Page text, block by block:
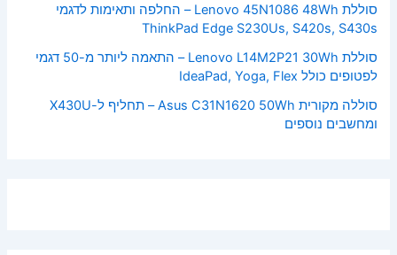
סוללת Lenovo 45N1086 48Wh – החלפה ותאימות לדגמי
ThinkPad Edge S230Us, S420s, S430s
סוללת Lenovo L14M2P21 30Wh – התאמה ליותר מ-50 דגמי
לפטופים כולל IdeaPad, Yoga, Flex
סוללה מקורית Asus C31N1620 50Wh – תחליף ל-X430U
ומחשבים נוספים